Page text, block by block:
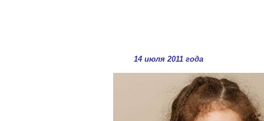
14 июля 2011 года